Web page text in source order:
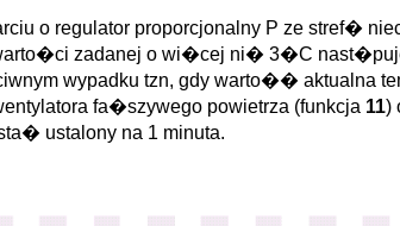
o regulator proporcjonalny P ze
zadanej o wi�cej ni� 3�C
wypadku tzn, gdy warto��
fa�szywego powietrza (funkcja 11)
ustalony na 1 minuta.